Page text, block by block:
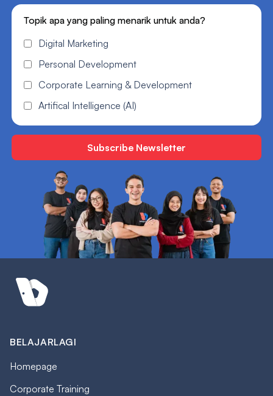
Topik apa yang paling menarik untuk anda?
Digital Marketing
Personal Development
Corporate Learning & Development
Artifical Intelligence (AI)
BELAJARLAGI
Homepage
Corporate Training